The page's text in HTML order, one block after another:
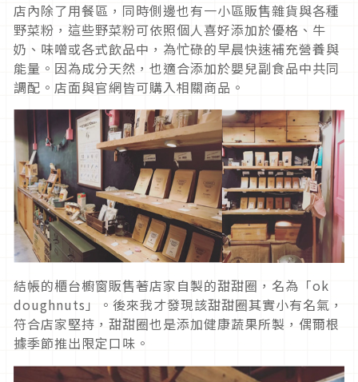
店內除了用餐區，同時側邊也有一小區販售雜貨與各種
野菜粉，這些野菜粉可依照個人喜好添加於優格、牛
奶、味噌或各式飲品中，為忙碌的早晨快速補充營養與
能量。因為成分天然，也適合添加於嬰兒副食品中共同
調配。店面與官網皆可購入相關商品。
結帳的櫃台櫥窗販售著店家自製的甜甜圈，名為「ok
doughnuts」。後來我才發現該甜甜圈其實小有名氣，
符合店家堅持，甜甜圈也是添加健康蔬果所製，偶爾根
據季節推出限定口味。